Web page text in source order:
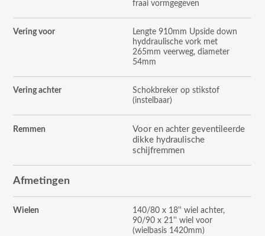
fraai vormgegeven
Vering voor
Lengte 910mm Upside down
hyddraulische vork met
265mm veerweg, diameter
54mm
Vering achter
Schokbreker op stikstof
(instelbaar)
Remmen
Voor en achter geventileerde
dikke hydraulische
schijfremmen
Afmetingen
Wielen
140/80 x 18'' wiel achter,
90/90 x 21'' wiel voor
(wielbasis 1420mm)